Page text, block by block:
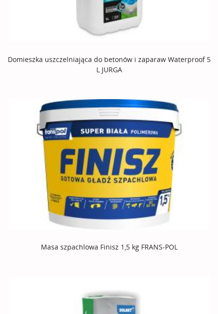
Domieszka uszczelniająca do betonów i zaparaw Waterproof 5
L JURGA
Masa szpachlowa Finisz 1,5 kg FRANS-POL